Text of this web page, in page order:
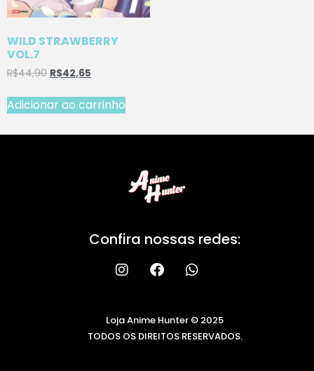
WILD STRAWBERRY
VOL.7
R$44,90 R$42,65
Adicionar ao carrinho
Confira nossas redes:
Loja Anime Hunter © 2025
TODOS OS DIREITOS RESERVADOS.